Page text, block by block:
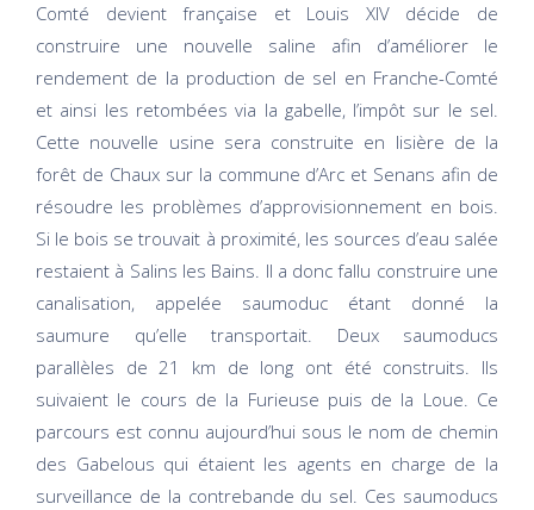
Comté devient française et Louis XIV décide de
construire une nouvelle saline afin d’améliorer le
rendement de la production de sel en Franche-Comté
et ainsi les retombées via la gabelle, l’impôt sur le sel.
Cette nouvelle usine sera construite en lisière de la
forêt de Chaux sur la commune d’Arc et Senans afin de
résoudre les problèmes d’approvisionnement en bois.
Si le bois se trouvait à proximité, les sources d’eau salée
restaient à Salins les Bains. Il a donc fallu construire une
canalisation, appelée saumoduc étant donné la
saumure qu’elle transportait. Deux saumoducs
parallèles de 21 km de long ont été construits. Ils
suivaient le cours de la Furieuse puis de la Loue. Ce
parcours est connu aujourd’hui sous le nom de chemin
des Gabelous qui étaient les agents en charge de la
surveillance de la contrebande du sel. Ces saumoducs